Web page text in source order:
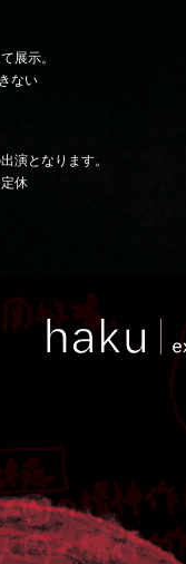
展示。
ない
演となります。
休